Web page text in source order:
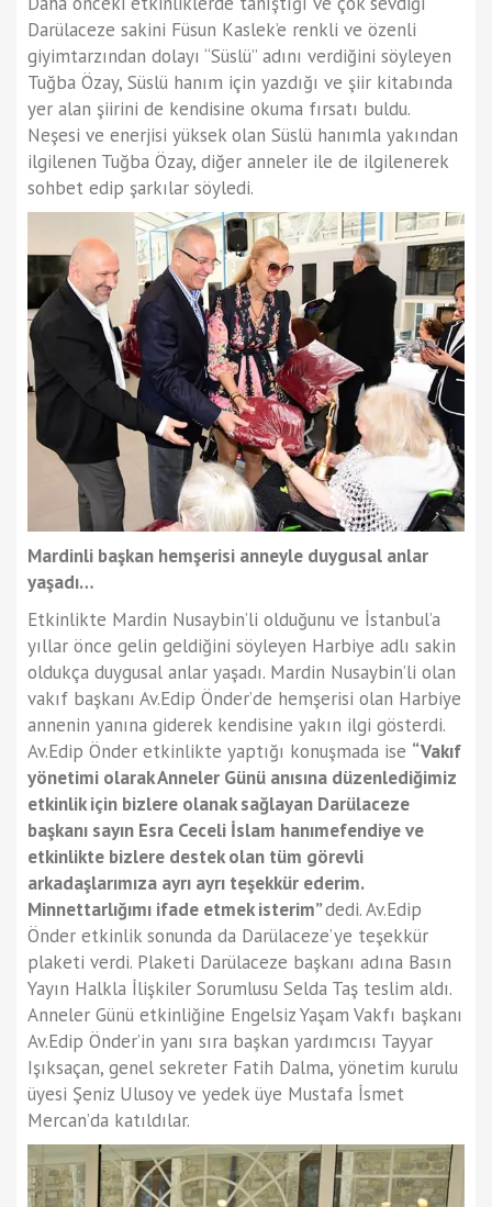
Darülaceze sakini Füsun Kaslek’e renkli ve özenli
giyimtarzından dolayı “Süslü” adını verdiğini söyleyen
Tuğba Özay, Süslü hanım için yazdığı ve şiir kitabında
yer alan şiirini de kendisine okuma fırsatı buldu.
Neşesi ve enerjisi yüksek olan Süslü hanımla yakından
ilgilenen Tuğba Özay, diğer anneler ile de ilgilenerek
sohbet edip şarkılar söyledi.
Mardinli başkan hemşerisi anneyle duygusal anlar
yaşadı…
Etkinlikte Mardin Nusaybin’li olduğunu ve İstanbul’a
yıllar önce gelin geldiğini söyleyen Harbiye adlı sakin
oldukça duygusal anlar yaşadı. Mardin Nusaybin’li olan
vakıf başkanı Av.Edip Önder’de hemşerisi olan Harbiye
annenin yanına giderek kendisine yakın ilgi gösterdi.
Av.Edip Önder etkinlikte yaptığı konuşmada ise “Vakıf
yönetimi olarak Anneler Günü anısına düzenlediğimiz
etkinlik için bizlere olanak sağlayan Darülaceze
başkanı sayın Esra Ceceli İslam hanımefendiye ve
etkinlikte bizlere destek olan tüm görevli
arkadaşlarımıza ayrı ayrı teşekkür ederim.
Minnettarlığımı ifade etmek isterim”dedi. Av.Edip
Önder etkinlik sonunda da Darülaceze’ye teşekkür
plaketi verdi. Plaketi Darülaceze başkanı adına Basın
Yayın Halkla İlişkiler Sorumlusu Selda Taş teslim aldı.
Anneler Günü etkinliğine Engelsiz Yaşam Vakfı başkanı
Av.Edip Önder’in yanı sıra başkan yardımcısı Tayyar
Işıksaçan, genel sekreter Fatih Dalma, yönetim kurulu
üyesi Şeniz Ulusoy ve yedek üye Mustafa İsmet
Mercan’da katıldılar.